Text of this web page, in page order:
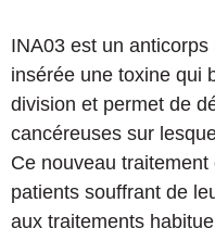
INA03 est un
insérée une toxine qui
division et permet de
cancéreuses sur
Ce nouveau traitement
patients souffrant de
aux traitements